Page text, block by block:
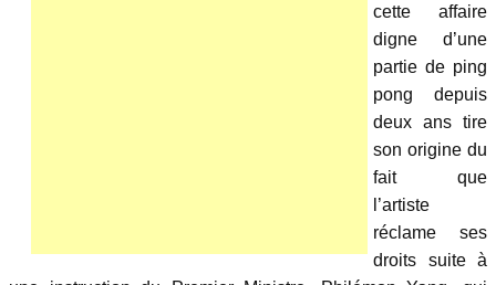
cette affaire
digne d’une
partie de ping
pong depuis
deux ans tire
son origine du
fait que
l’artiste
réclame ses
droits suite à